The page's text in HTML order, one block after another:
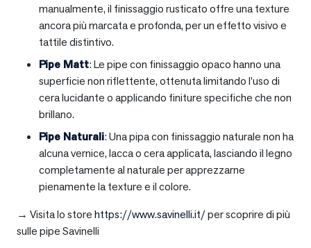
manualmente, il finissaggio rusticato offre una texture
ancora più marcata e profonda, per un effetto visivo e
tattile distintivo.
Pipe Matt: Le pipe con finissaggio opaco hanno una
superficie non riflettente, ottenuta limitando l’uso di
cera lucidante o applicando finiture specifiche che non
brillano.
Pipe Naturali: Una pipa con finissaggio naturale non ha
alcuna vernice, lacca o cera applicata, lasciando il legno
completamente al naturale per apprezzarne
pienamente la texture e il colore.
→ Visita lo storehttps://www.savinelli.it/per scoprire di più
sulle pipe Savinelli